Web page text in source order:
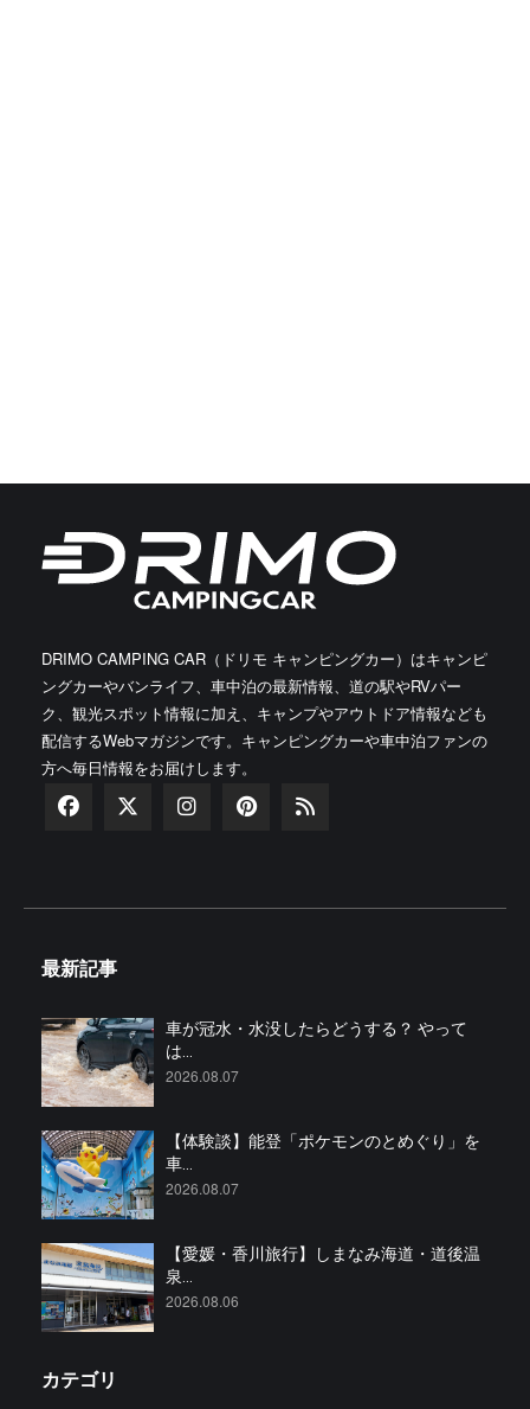
DRIMO CAMPING CAR（ドリモ キャンピングカー）はキャンピ
ングカーやバンライフ、車中泊の最新情報、道の駅やRVパー
ク、観光スポット情報に加え、キャンプやアウトドア情報なども
配信するWebマガジンです。キャンピングカーや車中泊ファンの
方へ毎日情報をお届けします。
最新記事
車が冠水・水没したらどうする？ やって
は...
2026.08.07
【体験談】能登「ポケモンのとめぐり」を
車...
2026.08.07
【愛媛・香川旅行】しまなみ海道・道後温
泉...
2026.08.06
カテゴリ